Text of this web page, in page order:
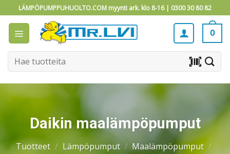
to
content
LÄMPÖPUMPPUHUOLTO.COM myynti ark. klo 8-16 | 0300 30 80 82
0
Etsi: barcode_scanner
Daikin maalämpöpumput
Tuotteet / Lämpöpumput / Maalämpöpumput /